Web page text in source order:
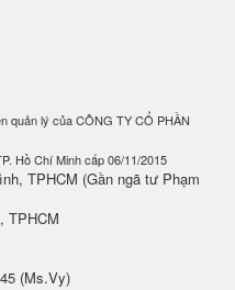
quản lý của CÔNG TY CỔ PHẦN
Hồ Chí Minh cấp 06/11/2015
TPHCM (Gần ngã tư Phạm
TPHCM
(Ms.Vy)